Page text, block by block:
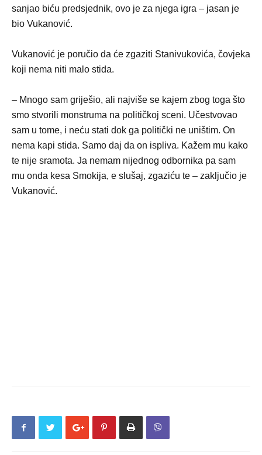
sanjao biću predsjednik, ovo je za njega igra – jasan je
bio Vukanović.
Vukanović je poručio da će zgaziti Stanivukovića, čovjeka
koji nema niti malo stida.
– Mnogo sam griješio, ali najviše se kajem zbog toga što
smo stvorili monstruma na političkoj sceni. Učestvovao
sam u tome, i neću stati dok ga politički ne uništim. On
nema kapi stida. Samo daj da on ispliva. Kažem mu kako
te nije sramota. Ja nemam nijednog odbornika pa sam
mu onda kesa Smokija, e slušaj, zgaziću te – zaključio je
Vukanović.